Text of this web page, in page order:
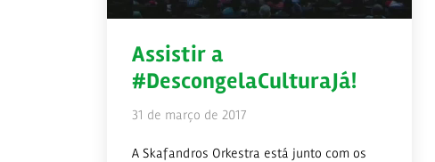
Assistir a
#DescongelaCulturaJá!
31 de março de 2017
A Skafandros Orkestra está junto com os